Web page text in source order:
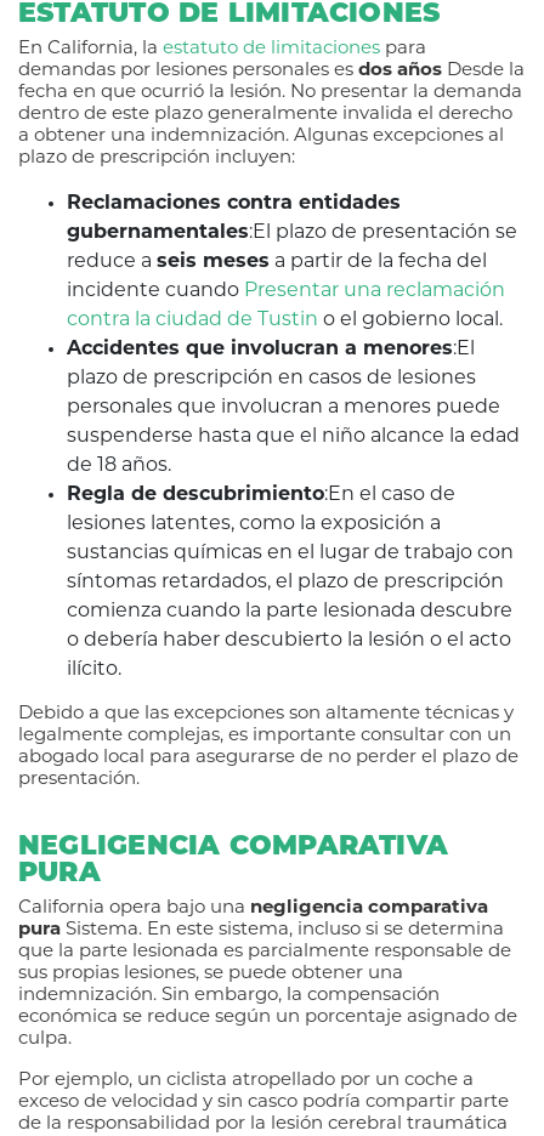
ESTATUTO DE LIMITACIONES
En California, la estatuto de limitaciones para
demandas por lesiones personales es dos años Desde la
fecha en que ocurrió la lesión. No presentar la demanda
dentro de este plazo generalmente invalida el derecho
a obtener una indemnización. Algunas excepciones al
plazo de prescripción incluyen:
Reclamaciones contra entidades
gubernamentales:El plazo de presentación se
reduce a seis meses a partir de la fecha del
incidente cuando Presentar una reclamación
contra la ciudad de Tustin o el gobierno local.
Accidentes que involucran a menores:El
plazo de prescripción en casos de lesiones
personales que involucran a menores puede
suspenderse hasta que el niño alcance la edad
de 18 años.
Regla de descubrimiento:En el caso de
lesiones latentes, como la exposición a
sustancias químicas en el lugar de trabajo con
síntomas retardados, el plazo de prescripción
comienza cuando la parte lesionada descubre
o debería haber descubierto la lesión o el acto
ilícito.
Debido a que las excepciones son altamente técnicas y
legalmente complejas, es importante consultar con un
abogado local para asegurarse de no perder el plazo de
presentación.
NEGLIGENCIA COMPARATIVA
PURA
California opera bajo una negligencia comparativa
pura Sistema. En este sistema, incluso si se determina
que la parte lesionada es parcialmente responsable de
sus propias lesiones, se puede obtener una
indemnización. Sin embargo, la compensación
económica se reduce según un porcentaje asignado de
culpa.
Por ejemplo, un ciclista atropellado por un coche a
exceso de velocidad y sin casco podría compartir parte
de la responsabilidad por la lesión cerebral traumática